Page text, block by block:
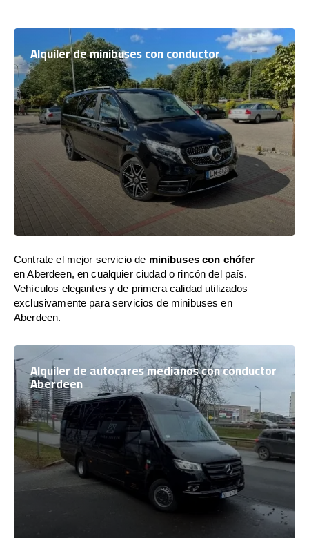
Alquiler de minibuses con conductor
Contrate el mejor servicio de minibuses con chófer
en Aberdeen, en cualquier ciudad o rincón del país.
Vehículos elegantes y de primera calidad utilizados
exclusivamente para servicios de minibuses en
Aberdeen.
Alquiler de autocares medianos con conductor
Aberdeen